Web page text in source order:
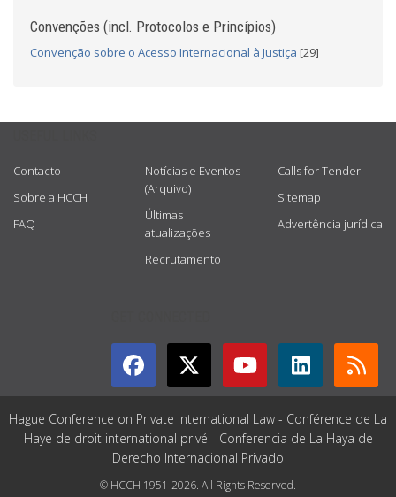
Convenções (incl. Protocolos e Princípios)
Convenção sobre o Acesso Internacional à Justiça [29]
Contacto
Sobre a HCCH
FAQ
Notícias e Eventos
(Arquivo)
Últimas
atualizações
Recrutamento
Calls for Tender
Sitemap
Advertência jurídica
Hague Conference on Private International Law - Conférence de La
Haye de droit international privé - Conferencia de La Haya de
Derecho Internacional Privado
© HCCH 1951-2026. All Rights Reserved.